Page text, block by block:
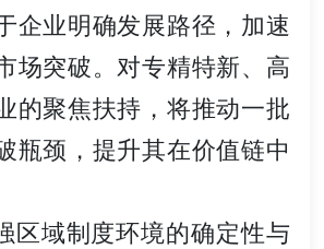
企业明确发展路径，加速
场突破。对专精特新、高
的聚焦扶持，将推动一批
瓶颈，提升其在价值链中
区域制度环境的确定性与